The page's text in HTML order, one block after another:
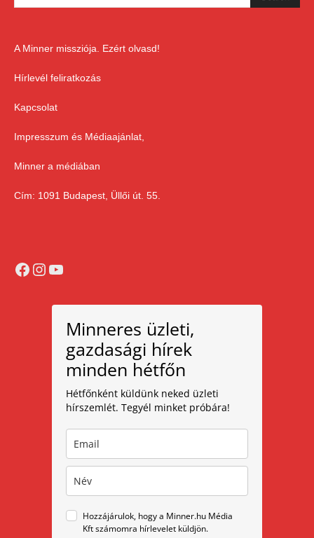
A Minner missziója. Ezért olvasd!
Hírlevél feliratkozás
Kapcsolat
Impresszum és Médiaajánlat,
Minner a médiában
Cím: 1091 Budapest, Üllői út. 55.
Facebook
Instagram
YouTube
Minneres üzleti,
gazdasági hírek
minden hétfőn
Hétfőnként küldünk neked üzleti
hírszemlét. Tegyél minket próbára!
Hozzájárulok, hogy a Minner.hu Média
Kft számomra hírlevelet küldjön.